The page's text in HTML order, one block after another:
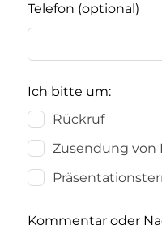
Telefon (optional)
Ich bitte um:
Rückruf
Zusendung von
Kommentar oder